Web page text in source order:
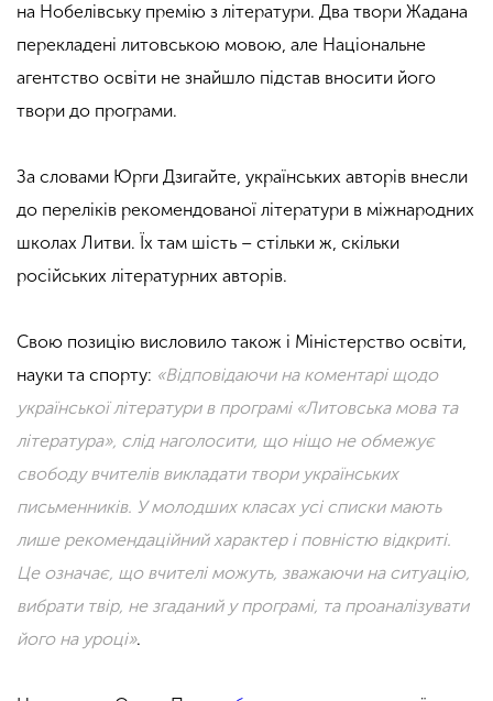
на Нобелівську премію з літератури. Два твори Жадана
перекладені литовською мовою, але Національне
агентство освіти не знайшло підстав вносити його
твори до програми.
За словами Юрги Дзигайте, українських авторів внесли
до переліків рекомендованої літератури в міжнародних
школах Литви. Їх там шість – стільки ж, скільки
російських літературних авторів.
Свою позицію висловило також і Міністерство освіти,
науки та спорту: «Відповідаючи на коментарі щодо
української літератури в програмі «Литовська мова та
література», слід наголосити, що ніщо не обмежує
свободу вчителів викладати твори українських
письменників. У молодших класах усі списки мають
лише рекомендаційний характер і повністю відкриті.
Це означає, що вчителі можуть, зважаючи на ситуацію,
вибрати твір, не згаданий у програмі, та проаналізувати
його на уроці».